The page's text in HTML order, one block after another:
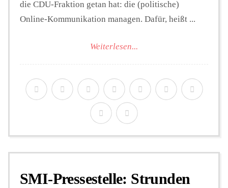
die CDU-Fraktion getan hat: die (politische)
Online-Kommunikation managen. Dafür, heißt ...
Weiterlesen...
SMI-Pressestelle: Strunden